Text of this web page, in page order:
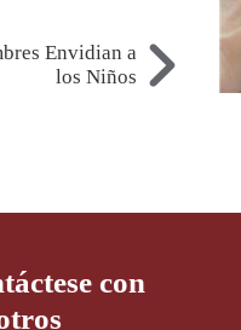
Envidian a
los Niños
con